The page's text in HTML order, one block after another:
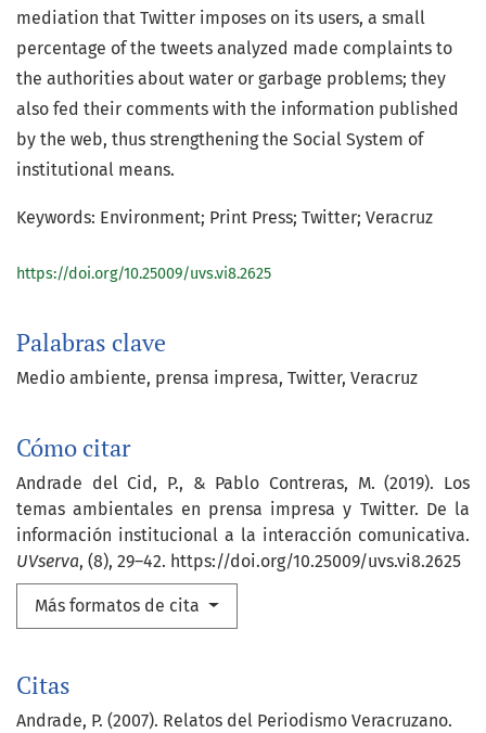
Palabras clave
Medio ambiente prensa impresa Twitter Veracruz
Cómo citar
Andrade del Cid, P., & Pablo Contreras, M. (2019). Los
temas ambientales en prensa impresa y Twitter. De la
información institucional a la interacción comunicativa.
UVserva, (8), 29–42. https://doi.org/10.25009/uvs.vi8.2625
Más formatos de cita
mediation that Twitter imposes on its users, a small
percentage of the tweets analyzed made complaints to
the authorities about water or garbage problems; they
also fed their comments with the information published
by the web, thus strengthening the Social System of
institutional means.
Keywords: Environment; Print Press; Twitter; Veracruz
https://doi.org/10.25009/uvs.vi8.2625
Citas
Andrade, P. (2007). Relatos del Periodismo Veracruzano.